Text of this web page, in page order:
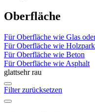
Oberfläche
Für Oberfläche wie Glas
Für Oberfläche wie
Für Oberfläche wie Beton
Für Oberfläche wie Asphalt
glattsehr rau
Filter zurücksetzen